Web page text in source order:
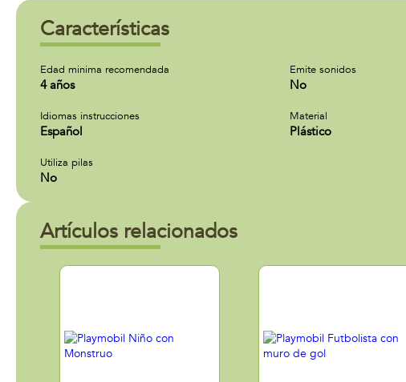
Características
Edad minima recomendada
4 años
Emite sonidos
No
Idiomas instrucciones
Español
Material
Plástico
Utiliza pilas
No
Artículos relacionados